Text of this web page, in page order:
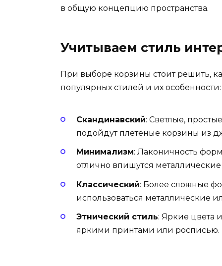
в общую концепцию пространства.
Учитываем стиль
При выборе корзины стоит решить,
популярных стилей и их особенности:
Скандинавский: Светлые,
подойдут плетёные корзины из
Минимализм: Лаконичность
отлично впишутся
Классический: Более сложные
использоваться металлические
Этнический стиль: Яркие цвета
яркими принтами или росписью.